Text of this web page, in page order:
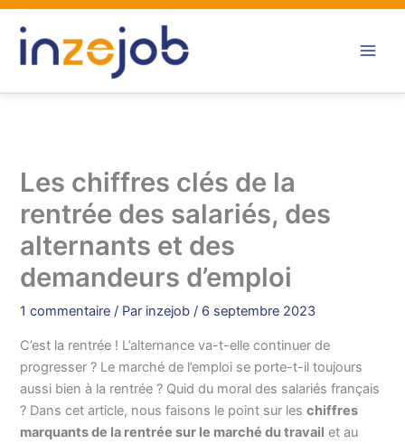
Aller
contenu
Les chiffres clés de la
rentrée des salariés, des
alternants et des
demandeurs d’emploi
1 commentaire / Par inzejob/ 6 septembre 2023
C’est la rentrée ! L’alternance va-t-elle continuer de
progresser ? Le marché de l’emploi se porte-t-il toujours
aussi bien à la rentrée ? Quid du moral des salariés français
? Dans cet article, nous faisons le point sur leschiffres
marquants de la rentrée sur le marché du travail et au